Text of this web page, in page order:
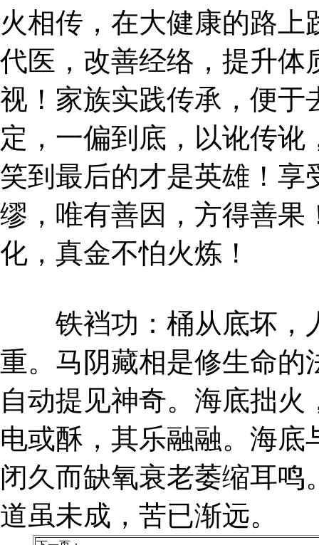
火相传，在大健康的路
代医，改善经络，提升体
视！家族实践传承，便于
定，一偏到底，以讹传
笑到最后的才是英雄！享
缪，唯有善因，方得善果
化，真金不怕火炼！
铁裆功：桶从底坏，
重。马阴藏相是修生命的
自动提见神奇。海底拙
电或酥，其乐融融。海
闭久而缺氧衰老萎缩耳
道虽未成，苦已渐远。